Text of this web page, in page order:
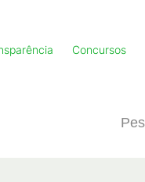
Concursos